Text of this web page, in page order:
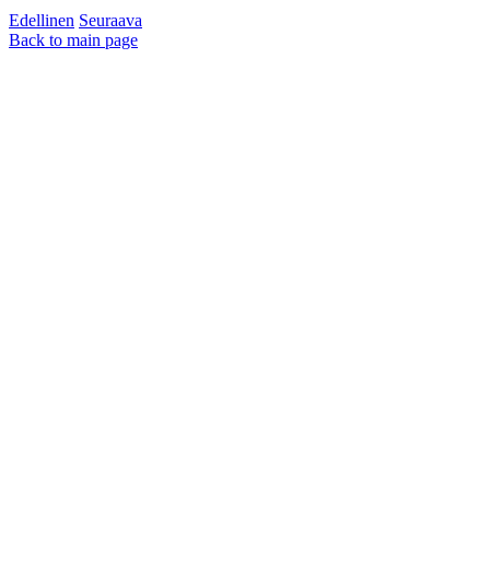
Edellinen Seuraava
Back to main page